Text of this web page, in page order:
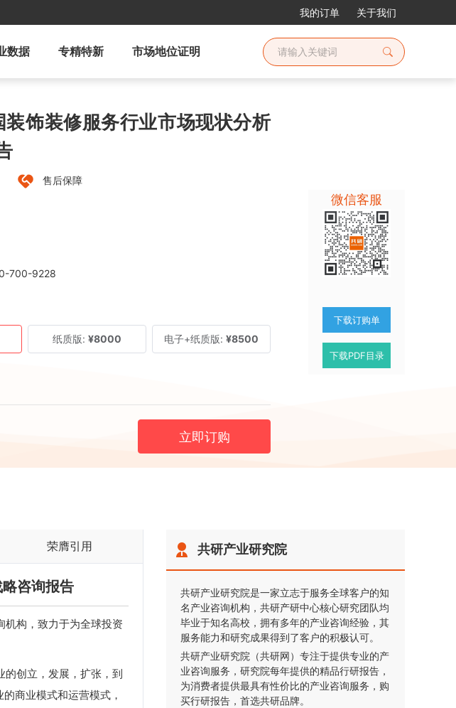
我的订单 关于我们
数据 专精特新 市场地位证明
饰装修服务行业市场现状分析
售后保障
700-9228
纸质版: ¥8000 电子+纸质版: ¥8500
立即订购
微信客服
下载订购单
下载PDF目录
荣膺引用
咨询报告
构，致力于为全球投资
创立，发展，扩张，到
商业模式和运营模式，
共研产业研究院
共研产业研究院是一家立志于服务全球客户的知
名产业咨询机构，共研产研中心核心研究团队均
毕业于知名高校，拥有多年的产业咨询经验，其
服务能力和研究成果得到了客户的积极认可。
共研产业研究院（共研网）专注于提供专业的产
业咨询服务，研究院每年提供的精品行研报告，
为消费者提供最具有性价比的产业咨询服务，购
买行研报告，首选共研品牌。